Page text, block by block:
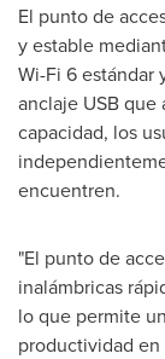
El punto de
y estable
Wi-Fi 6 estándar
anclaje USB que
capacidad, los
encuentren.
"El punto de
inalámbricas
lo que permite
productividad en